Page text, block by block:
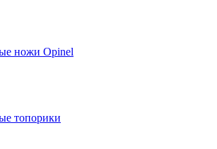
ножи Opinel
топорики